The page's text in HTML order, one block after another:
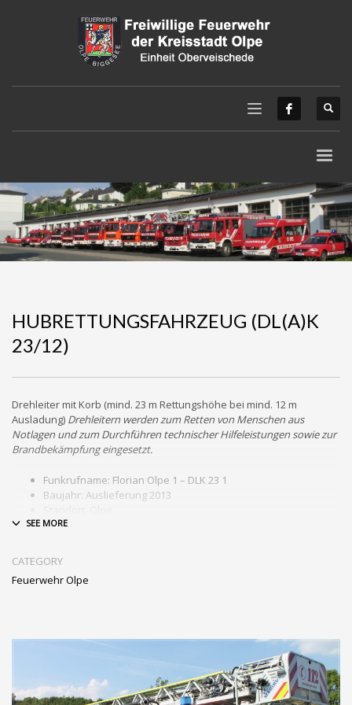
HUBRETTUNGSFAHRZEUG (DL(A)K
23/12)
Drehleiter mit Korb (mind. 23 m Rettungshöhe bei mind. 12 m
Ausladung) Drehleitern werden zum Retten von Menschen aus
Notlagen und zum Durchführen technischer Hilfeleistungen sowie zur
Brandbekämpfung eingesetzt.
Funkrufname: Florian Olpe 1 – DLK 23 1
Baujahr: Auslieferung 2013
Fahrgestell: Daimler Benz 1529
Ausstattung: 32 m Leiterlänge, 3 Mann Besatzung,
Rettungskorb 3 Personen, 3 Atemschutzgeräte, Xenon
Scheinwerfer am Korb, Krankentragenauflage, Wenderohr
CATEGORY
Feuerwehr Olpe